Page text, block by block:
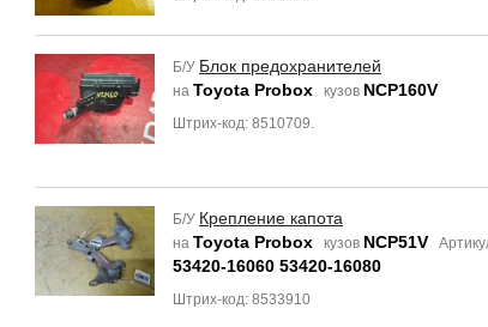
Б/У Блок предохранителей
на Toyota Probox кузов NCP160V
Штрих-код: 8510709.
Б/У Крепление капота
на Toyota Probox кузов NCP51V
53420-16060 53420-16080
Штрих-код: 8533910